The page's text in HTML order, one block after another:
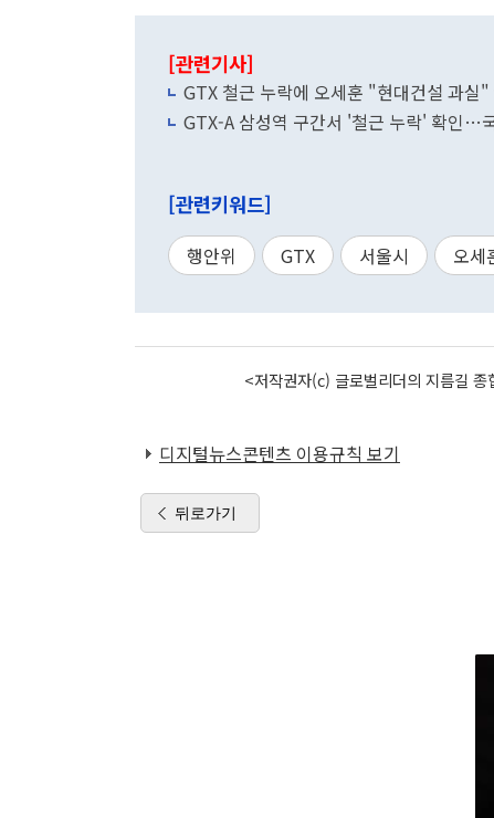
[관련기사]
GTX 철근 누락에 오세훈 "현대건설 과실
GTX-A 삼성역 구간서 '철근 누락' 확인…
[관련키워드]
행안위 GTX 서울시 오세
<저작권자(c) 글로벌리더의 지름길
디지털뉴스콘텐츠 이용규칙 보기
뒤로가기